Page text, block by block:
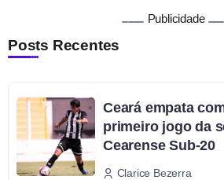
Publicidade
Posts Recentes
Ceará empata
primeiro jogo da
Cearense Sub-20
Clarice Bezerra